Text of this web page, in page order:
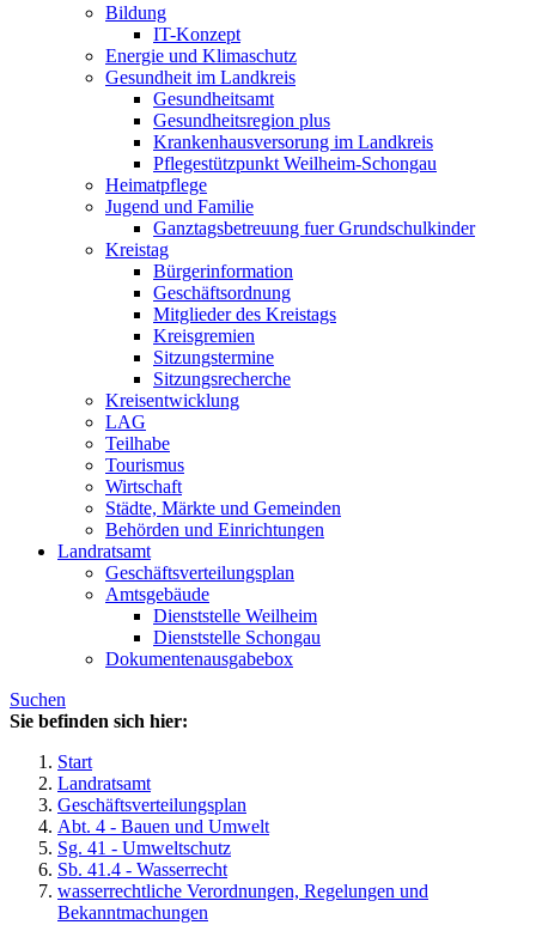
Bildung
IT-Konzept
Energie und Klimaschutz
Gesundheit im Landkreis
Gesundheitsamt
Gesundheitsregion plus
Krankenhausversorung im Landkreis
Pflegestützpunkt Weilheim-Schongau
Heimatpflege
Jugend und Familie
Ganztagsbetreuung fuer Grundschulkinder
Kreistag
Bürgerinformation
Geschäftsordnung
Mitglieder des Kreistags
Kreisgremien
Sitzungstermine
Sitzungsrecherche
Kreisentwicklung
LAG
Teilhabe
Tourismus
Wirtschaft
Städte, Märkte und Gemeinden
Behörden und Einrichtungen
Landratsamt
Geschäftsverteilungsplan
Amtsgebäude
Dienststelle Weilheim
Dienststelle Schongau
Dokumentenausgabebox
Suchen
Sie befinden sich hier:
Start
Landratsamt
Geschäftsverteilungsplan
Abt. 4 - Bauen und Umwelt
Sg. 41 - Umweltschutz
Sb. 41.4 - Wasserrecht
wasserrechtliche Verordnungen, Regelungen und
Bekanntmachungen